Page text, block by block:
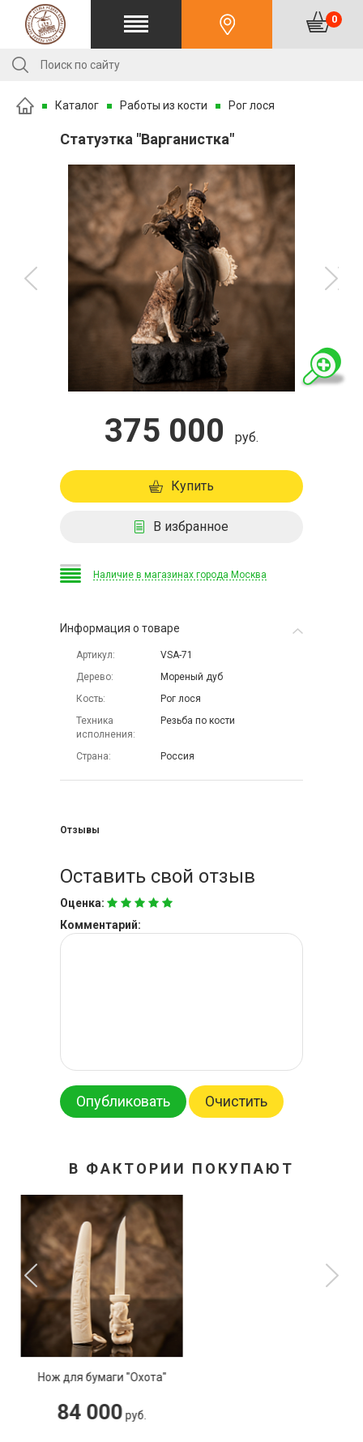
0
Каталог Работы из кости Рог лося
Статуэтка "Варганистка"
375 000 руб.
Купить
В избранное
Наличие в магазинах города Москва
Информация о товаре
Артикул
VSA-71
Дерево
Мореный дуб
Кость
Рог лося
Техника
исполнения
Резьба по кости
Страна Россия
Отзывы
Оставить свой отзыв
Оценка:
Комментарий:
Опубликовать Очистить
В ФАКТОРИИ ПОКУПАЮТ